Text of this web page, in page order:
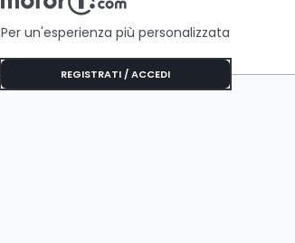
Da Sapere
Per un'esperienza più personalizzata
REGISTRATI / ACCEDI